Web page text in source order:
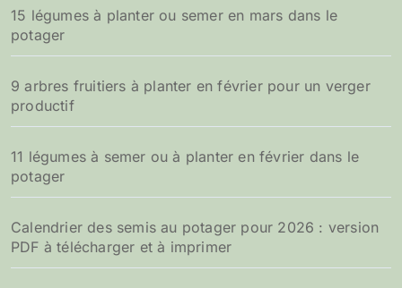
15 légumes à planter ou semer en mars dans le
potager
9 arbres fruitiers à planter en février pour un verger
productif
11 légumes à semer ou à planter en février dans le
potager
Calendrier des semis au potager pour 2026 : version
PDF à télécharger et à imprimer